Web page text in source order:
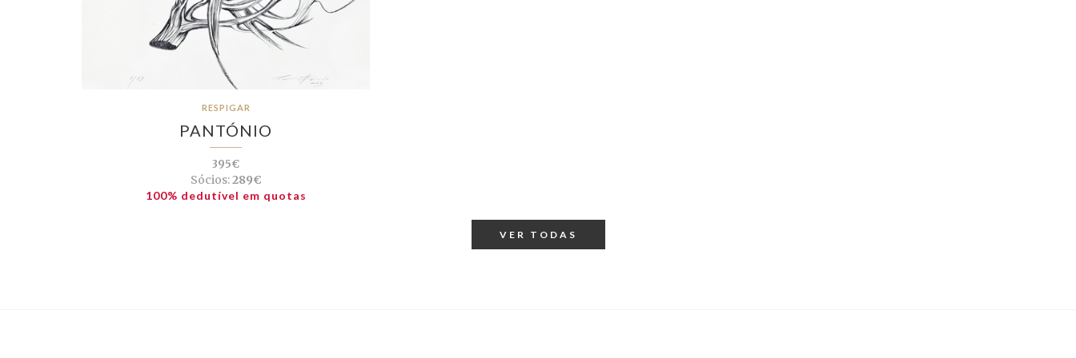
RESPIGAR
PANTÓNIO
395€
Sócios:289€
100% dedutível em quotas
VER TODAS